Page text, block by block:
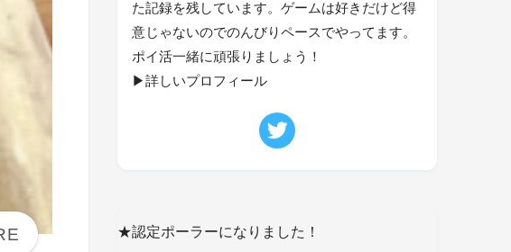
た記録を残しています。ゲームは好きだけど得
意じゃないのでのんびりペースでやってます。
ポイ活一緒に頑張りましょう！
▶詳しいプロフィール
★認定ポーラーになりました！